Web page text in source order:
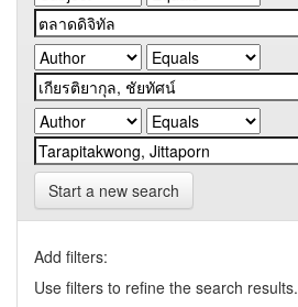
Start a new search
Add filters:
Use filters to refine the search results.